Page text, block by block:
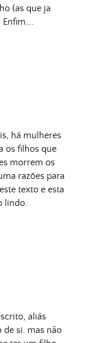
(as que ja
Enfim….
há mulheres
os filhos que
morrem os
razões para
texto e esta
lindo.
aliás
de si. mas não